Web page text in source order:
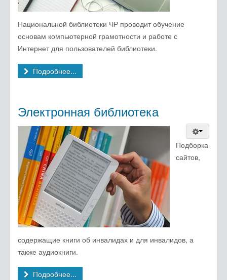
Национальной библиотеки ЧР проводит обучение
основам компьютерной грамотности и работе с
Интернет для пользователей библиотеки.
Подробнее...
Электронная библиотека
Подборка
сайтов,
содержащие книги об инвалидах и для инвалидов, а
также аудиокниги.
Подробнее...